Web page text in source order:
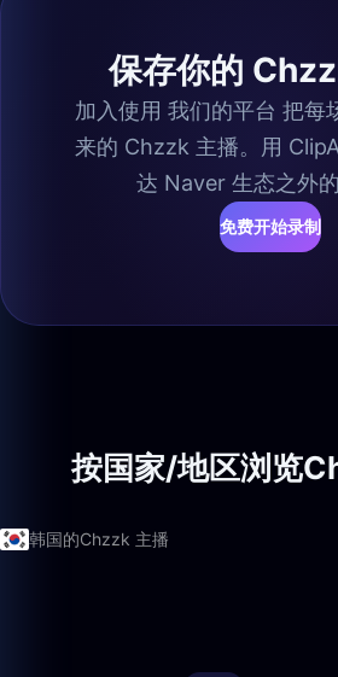
保存你的
加入使用 我们的平台 把每
来的 Chzzk 主播。用
达 Naver 生态之外的
免费开始录制
按国家/地区浏览
韩国的Chzzk 主播